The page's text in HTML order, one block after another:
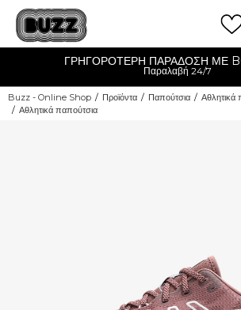
Δωρεάν
Buzz - Online Shop Προϊόντα Παπούτσια
Αθλητικά
Αθλητικά παπούτσια